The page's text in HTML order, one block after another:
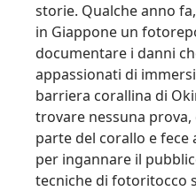
storie. Qualche anno
in Giappone un
documentare i danni
appassionati di
barriera corallina di
trovare nessuna
parte del corallo e fece
per ingannare il
tecniche di fotoritocco